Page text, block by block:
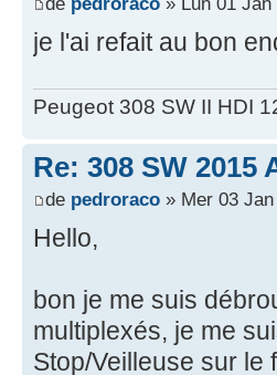
je l'ai refait au bon
Peugeot 308 SW II HDI
Re: 308 SW
de pedroraco » Mer 03
Hello,
bon je me suis
multiplexés, je me
Stop/Veilleuse sur le